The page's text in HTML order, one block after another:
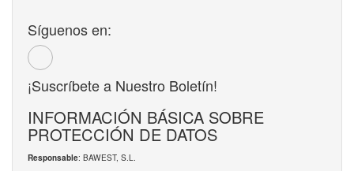
Síguenos en:
¡Suscríbete a Nuestro Boletín!
INFORMACIÓN BÁSICA SOBRE
PROTECCIÓN DE DATOS
Responsable: BAWEST, S.L.